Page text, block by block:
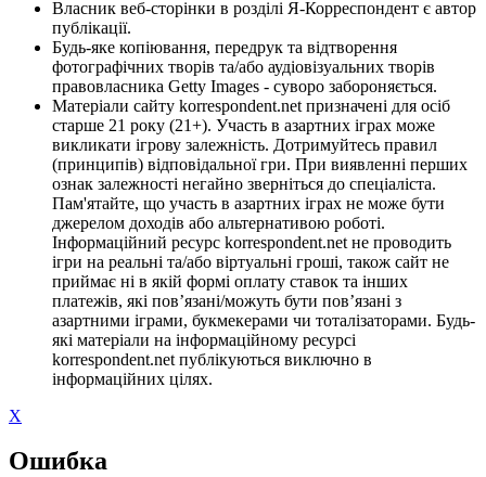
Власник веб-сторінки в розділі Я-Корреспондент є автор
публікації.
Будь-яке копіювання, передрук та відтворення
фотографічних творів та/або аудіовізуальних творів
правовласника Getty Images - суворо забороняється.
Матеріали сайту korrespondent.net призначені для осіб
старше 21 року (21+). Участь в азартних іграх може
викликати ігрову залежність. Дотримуйтесь правил
(принципів) відповідальної гри. При виявленні перших
ознак залежності негайно зверніться до спеціаліста.
Пам'ятайте, що участь в азартних іграх не може бути
джерелом доходів або альтернативою роботі.
Інформаційний ресурс korrespondent.net не проводить
ігри на реальні та/або віртуальні гроші, також сайт не
приймає ні в якій формі оплату ставок та інших
платежів, які пов’язані/можуть бути пов’язані з
азартними іграми, букмекерами чи тоталізаторами. Будь-
які матеріали на інформаційному ресурсі
korrespondent.net публікуються виключно в
інформаційних цілях.
X
Ошибка